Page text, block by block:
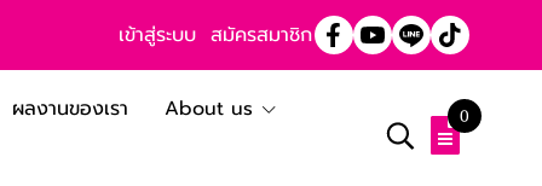
เข้าสู่ระบบ สมัครสมาชิก
ผลงานของเรา
About us
0